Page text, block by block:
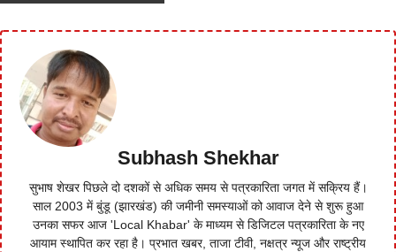
Subhash Shekhar
सुभाष शेखर पिछले दो दशकों से अधिक समय से पत्रकारिता जगत में सक्रिय हैं।
साल 2003 में बुंडू (झारखंड) की जमीनी समस्याओं को आवाज देने से शुरू हुआ
उनका सफर आज 'Local Khabar' के माध्यम से डिजिटल पत्रकारिता के नए
आयाम स्थापित कर रहा है। प्रभात खबर, ताजा टीवी, नक्षत्र न्यूज और राष्ट्रीय